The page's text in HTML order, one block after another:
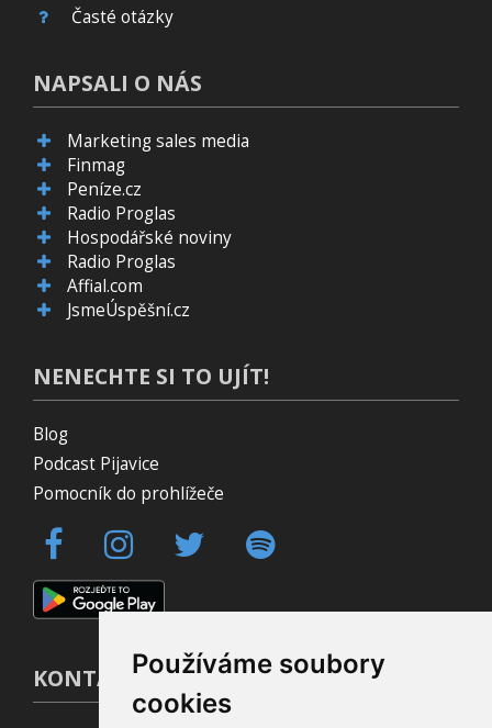
Používáme soubory
cookies
Časté otázky
NAPSALI O NÁS
Marketing sales media
Finmag
Peníze.cz
Radio Proglas
Hospodářské noviny
Radio Proglas
Affial.com
JsmeÚspěšní.cz
NENECHTE SI TO UJÍT!
Blog
Podcast Pijavice
Pomocník do prohlížeče
KONTAKT